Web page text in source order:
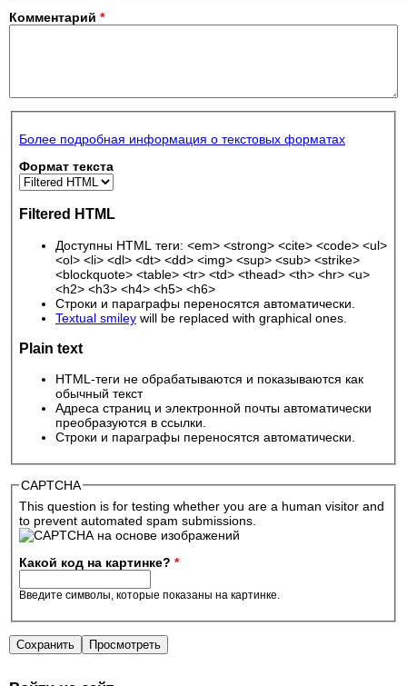
Комментарий *
Более подробная информация о текстовых форматах
Формат текста
Filtered HTML
Доступны HTML теги: <em> <strong> <cite> <code> <ul>
<ol> <li> <dl> <dt> <dd> <img> <sup> <sub> <strike>
<blockquote> <table> <tr> <td> <thead> <th> <hr> <u>
<h2> <h3> <h4> <h5> <h6>
Строки и параграфы переносятся автоматически.
Textual smiley will be replaced with graphical ones.
Plain text
HTML-теги не обрабатываются и показываются как
обычный текст
Адреса страниц и электронной почты автоматически
преобразуются в ссылки.
Строки и параграфы переносятся автоматически.
CAPTCHA
This question is for testing whether you are a human visitor and
to prevent automated spam submissions.
Какой код на картинке? *
Введите символы, которые показаны на картинке.